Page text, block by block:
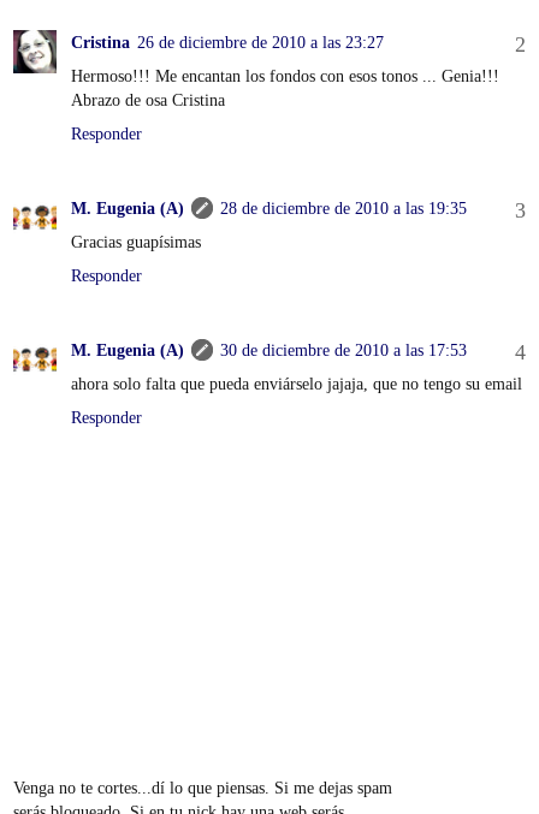
Cristina 26 de diciembre de 2010 a las 23:27
Hermoso!!! Me encantan los fondos con esos tonos ... Genia!!!
Abrazo de osa Cristina
Responder
M. Eugenia (A)
28 de diciembre de 2010 a las 19:35
Gracias guapísimas
Responder
M. Eugenia (A)
30 de diciembre de 2010 a las 17:53
ahora solo falta que pueda enviárselo jajaja, que no tengo su email
Responder
Venga no te cortes...dí lo que piensas. Si me dejas spam